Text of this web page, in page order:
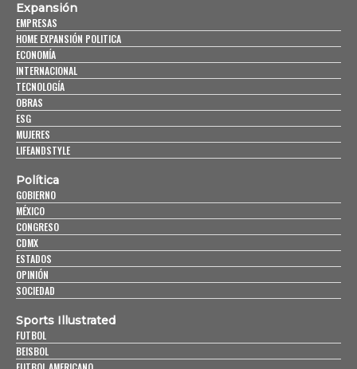
Expansión
EMPRESAS
HOME EXPANSIÓN POLITICA
ECONOMÍA
INTERNACIONAL
TECNOLOGÍA
OBRAS
ESG
MUJERES
LIFEANDSTYLE
Política
GOBIERNO
MÉXICO
CONGRESO
CDMX
ESTADOS
OPINIÓN
SOCIEDAD
Sports Illustrated
FUTBOL
BEISBOL